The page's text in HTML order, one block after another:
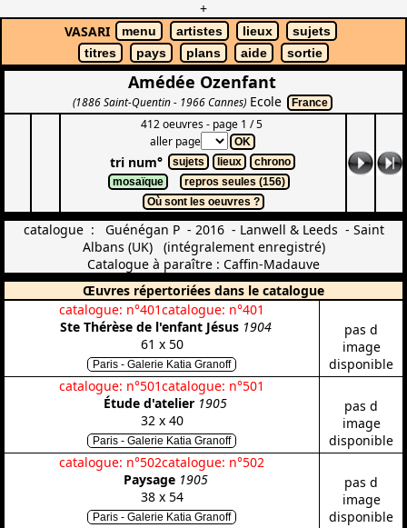
+
VASARI
menu artistes lieux
sujets
titres
pays plans aide sortie
Amédée Ozenfant
(1886 Saint-Quentin - 1966 Cannes) Ecole France
412 oeuvres - page 1 / 5
aller page
OK
tri num° sujets lieux
chrono
mosaïque
repros seules (156)
Où sont les oeuvres ?
catalogue : Guénégan P - 2016 - Lanwell & Leeds - Saint
Albans (UK) (intégralement enregistré)
Catalogue à paraître : Caffin-Madauve
Œuvres répertoriées dans le catalogue
catalogue: n°401catalogue: n°401
Ste Thérèse de l'enfant Jésus 1904
61 x 50
Paris - Galerie Katia Granoff
pas d
image
disponible
catalogue: n°501catalogue: n°501
Étude d'atelier 1905
32 x 40
Paris - Galerie Katia Granoff
pas d
image
disponible
catalogue: n°502catalogue: n°502
Paysage 1905
38 x 54
Paris - Galerie Katia Granoff
pas d
image
disponible